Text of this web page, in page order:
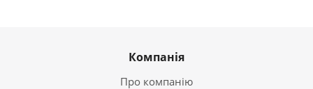
Компанія
Про компанію